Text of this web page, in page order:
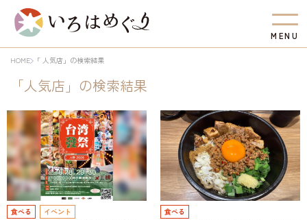
M EN U
HOME 「 人気店」の検索結果
「人気店」の検索結果
食べる イベント 食べる